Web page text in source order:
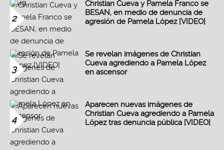
2
Christian Cueva y Pamela Franco se
BESAN, en medio de denuncia de
agresión de Pamela López [VIDEO]
3
Se revelan imágenes de Christian
Cueva agrediendo a Pamela López
en ascensor
4
Aparecen nuevas imágenes de
Christian Cueva agrediendo a Pamela
López tras denuncia pública [VIDEO]